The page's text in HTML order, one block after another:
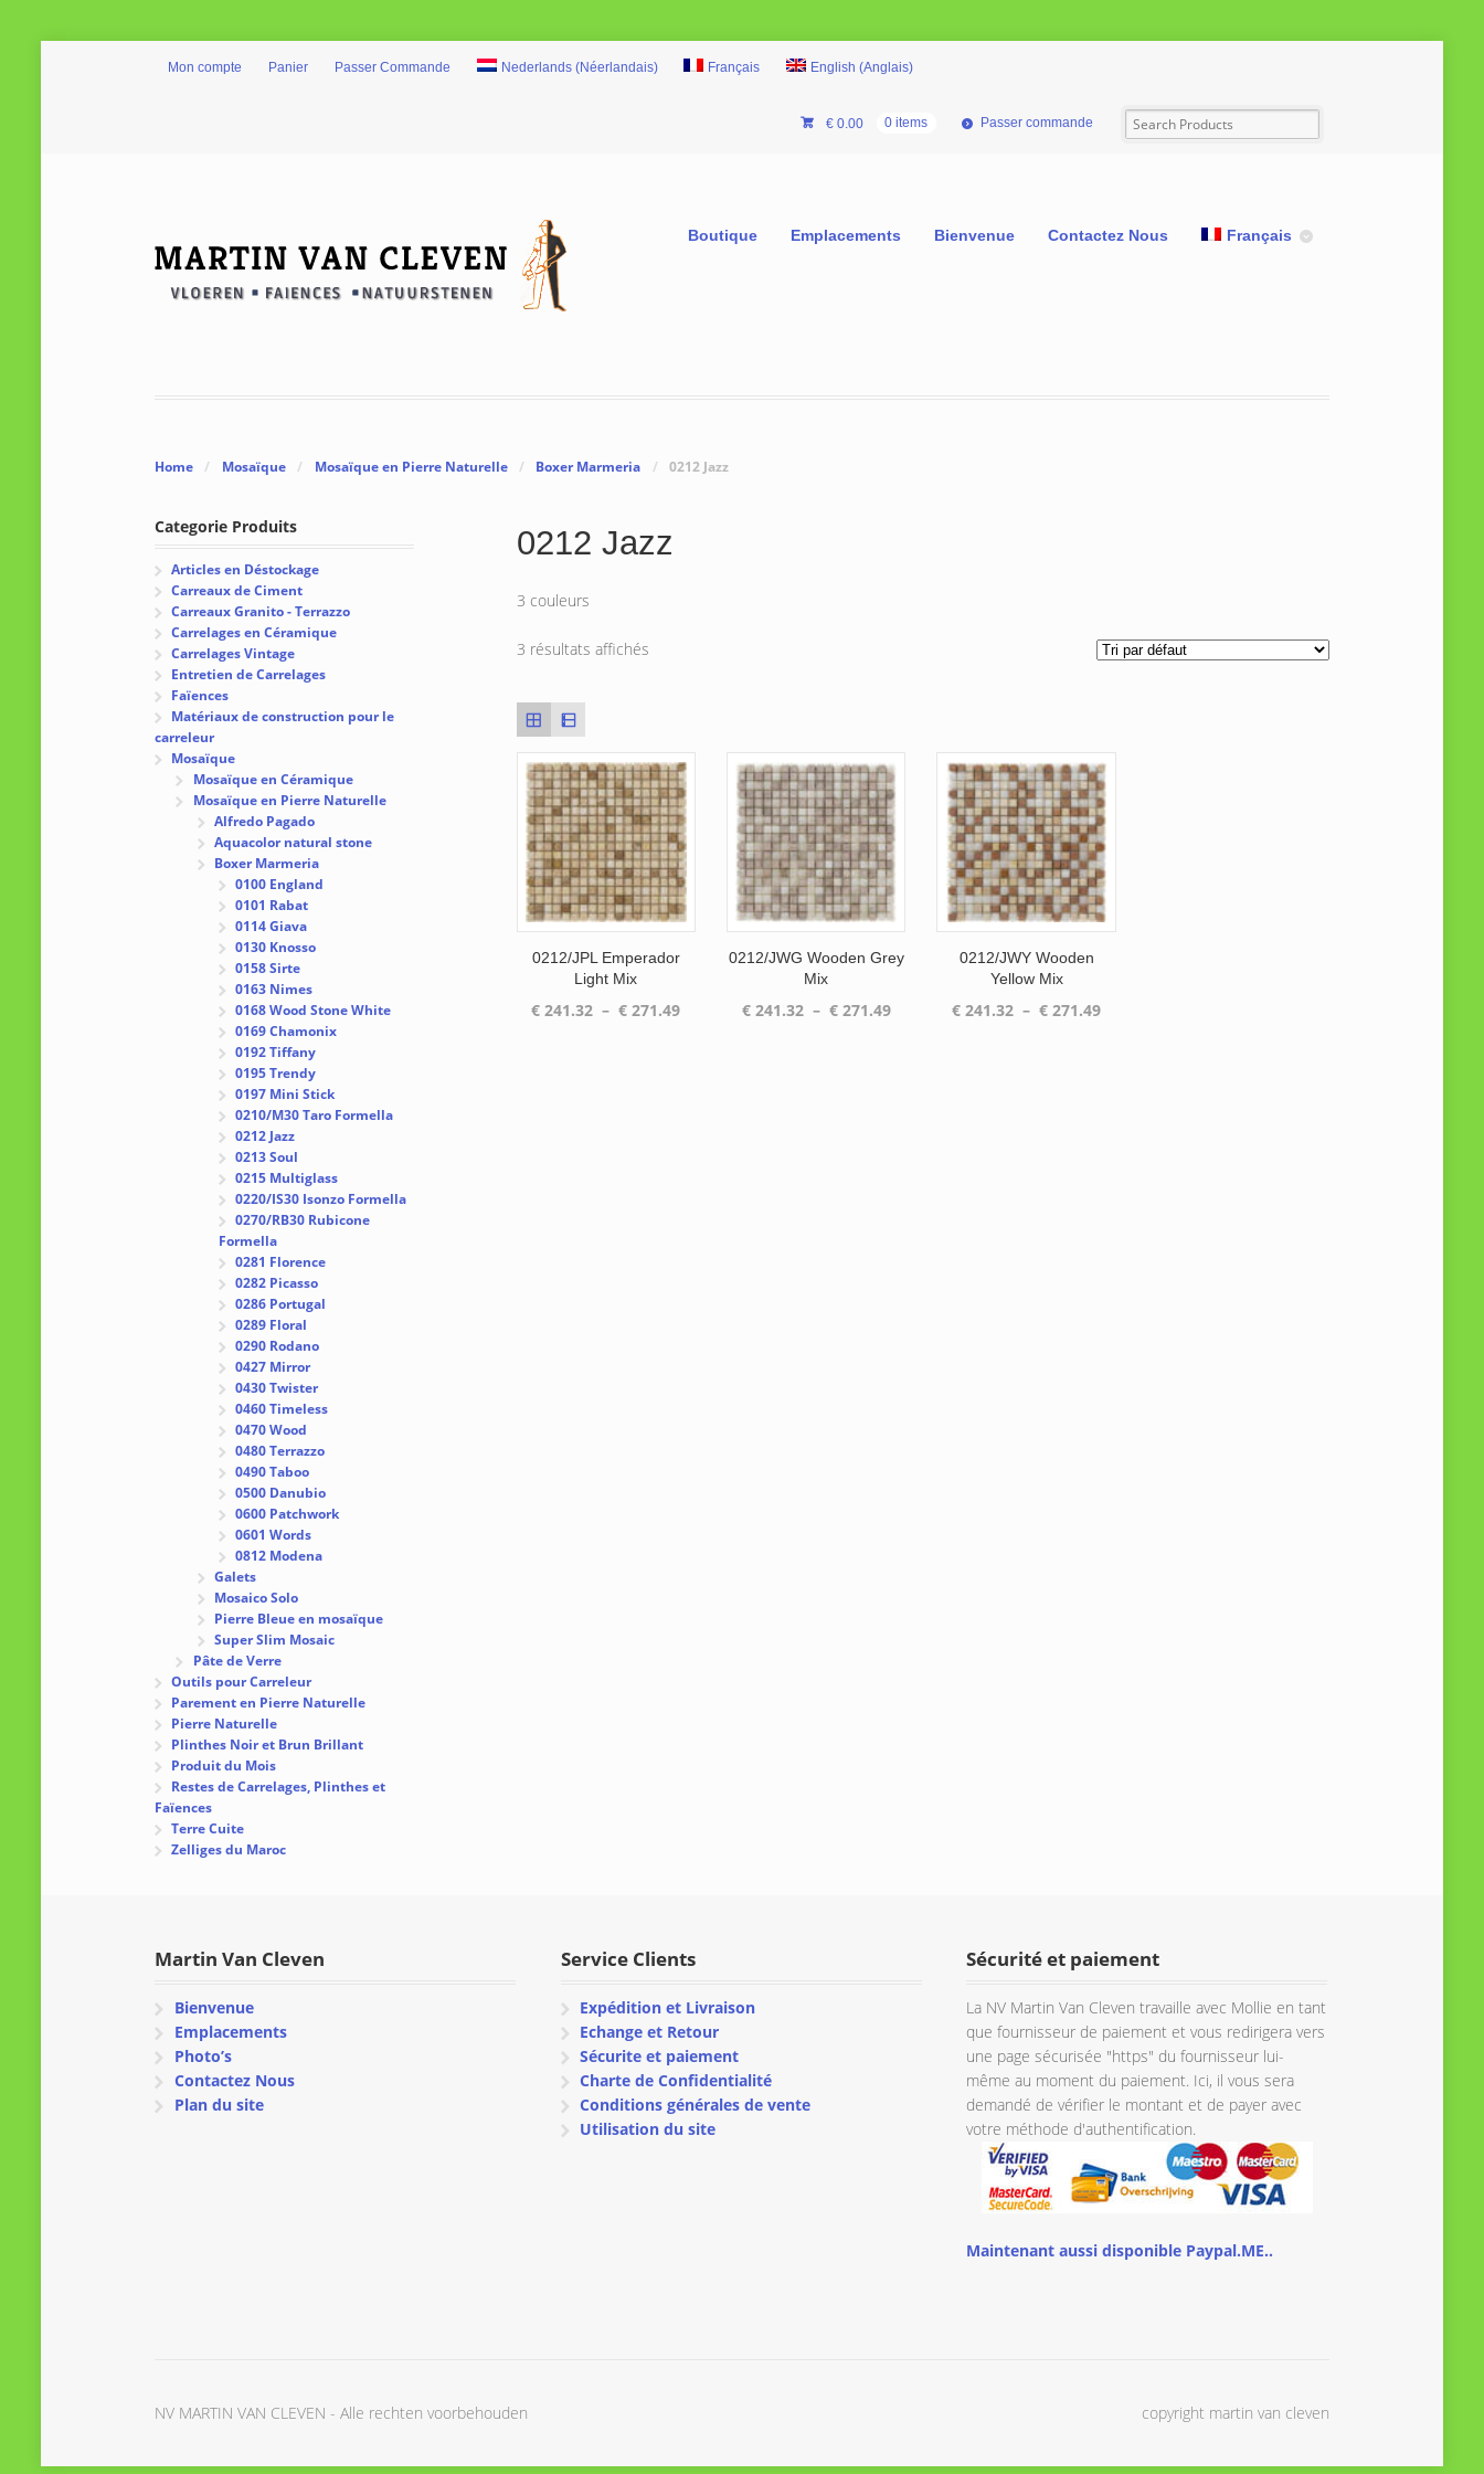
Mon compte Panier Passer Commande Nederlands(Néerlandais) Français English (Anglais)
€0.00 0 items Passer commande
Boutique Emplacements Bienvenue Contactez Nous Français
Home / Mosaïque / Mosaïque en Pierre Naturelle / Boxer Marmeria / 0212 Jazz
0212 Jazz
3 couleurs
3 résultats affichés
0212/JPL Emperador
Light Mix
€ 241.32 – € 271.49Plage
0212/JWG Wooden Grey
Mix
€241.32 – €271.49Plage
0212/JWY Wooden
Yellow Mix
€ 241.32 – € 271.49Plage
Categorie Produits
Articles en Déstockage
Carreaux de Ciment
Carreaux Granito - Terrazzo
Carrelages en Céramique
Carrelages Vintage
Entretien de Carrelages
Faïences
Matériaux de construction pour le
carreleur
Mosaïque
Mosaïque en Céramique
Mosaïque en Pierre Naturelle
Alfredo Pagado
Aquacolor natural stone
Boxer Marmeria
0100 England
0101 Rabat
0114 Giava
0130 Knosso
0158 Sirte
0163 Nimes
0168 Wood Stone White
0169 Chamonix
0192 Tiffany
0195 Trendy
0197 Mini Stick
0210/M30 Taro Formella
0212 Jazz
0213 Soul
0215 Multiglass
0220/IS30 Isonzo Formella
0270/RB30 Rubicone
Formella
0281 Florence
0282 Picasso
0286 Portugal
0289 Floral
0290 Rodano
0427 Mirror
0430 Twister
0460 Timeless
0470 Wood
0480 Terrazzo
0490 Taboo
0500 Danubio
0600 Patchwork
0601 Words
0812 Modena
Galets
Mosaico Solo
Pierre Bleue en mosaïque
Super Slim Mosaic
Pâte de Verre
Outils pour Carreleur
Parement en Pierre Naturelle
Pierre Naturelle
Plinthes Noir et Brun Brillant
Produit du Mois
Restes de Carrelages, Plinthes et
Faïences
Terre Cuite
Zelliges du Maroc
Martin Van Cleven
Bienvenue
Emplacements
Photo’s
Contactez Nous
Plan du site
Service Clients
Expédition et Livraison
Echange et Retour
Sécurite et paiement
Charte de Confidentialité
Conditions générales de vente
Utilisation du site
Sécurité et paiement
La NV Martin Van Cleven travaille avec Mollie en tant
que fournisseur de paiement et vous redirigera vers
une page sécurisée "https" du fournisseur lui-
même au moment du paiement. Ici, il vous sera
demandé de vérifier le montant et de payer avec
votre méthode d'authentification.
Maintenant aussi disponible Paypal.ME..
NV MARTIN VAN CLEVEN - Alle rechten voorbehouden copyright martin van cleven